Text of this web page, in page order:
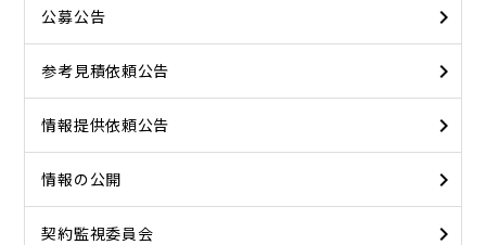
公募公告
参考見積依頼公告
情報提供依頼公告
情報の公開
契約監視委員会